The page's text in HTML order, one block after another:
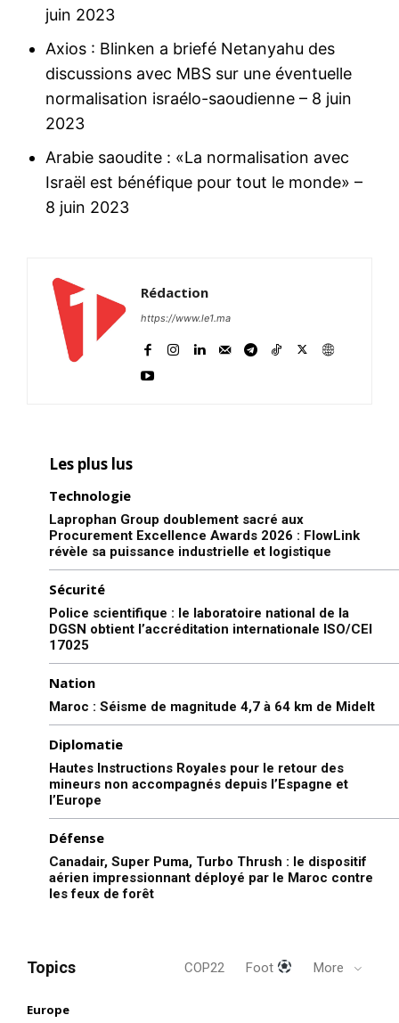
juin 2023
Axios : Blinken a briefé Netanyahu des
discussions avec MBS sur une éventuelle
normalisation israélo-saoudienne – 8 juin
2023
Arabie saoudite : «La normalisation avec
Israël est bénéfique pour tout le monde» –
8 juin 2023
Rédaction
https://www.le1.ma
Les plus lus
Technologie
Laprophan Group doublement sacré aux
Procurement Excellence Awards 2026 : FlowLink
révèle sa puissance industrielle et logistique
Sécurité
Police scientifique : le laboratoire national de la
DGSN obtient l’accréditation internationale ISO/CEI
17025
Nation
Maroc : Séisme de magnitude 4,7 à 64 km de Midelt
Diplomatie
Hautes Instructions Royales pour le retour des
mineurs non accompagnés depuis l’Espagne et
l’Europe
Défense
Canadair, Super Puma, Turbo Thrush : le dispositif
aérien impressionnant déployé par le Maroc contre
les feux de forêt
Topics COP22 Foot More
Europe